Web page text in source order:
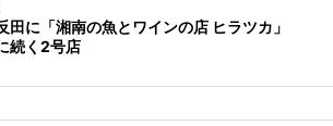
田に「湘南の魚とワインの店 ヒラツカ」
続く2号店